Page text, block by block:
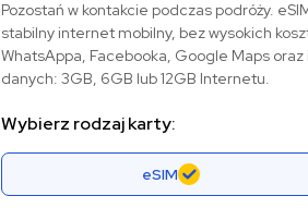
Pozostań w kontakcie podczas podróży.
stabilny internet mobilny, bez wysokich
WhatsAppa, Facebooka, Google Maps
danych: 3GB, 6GB lub 12GB Internetu.
Wybierz rodzaj karty:
eSIM